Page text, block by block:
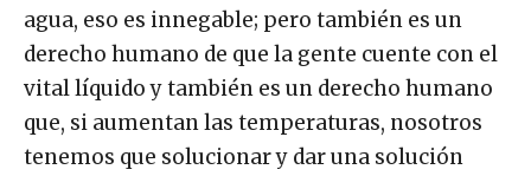
agua, eso es innegable; pero también es un
derecho humano de que la gente cuente con el
vital líquido y también es un derecho humano
que, si aumentan las temperaturas, nosotros
tenemos que solucionar y dar una solución